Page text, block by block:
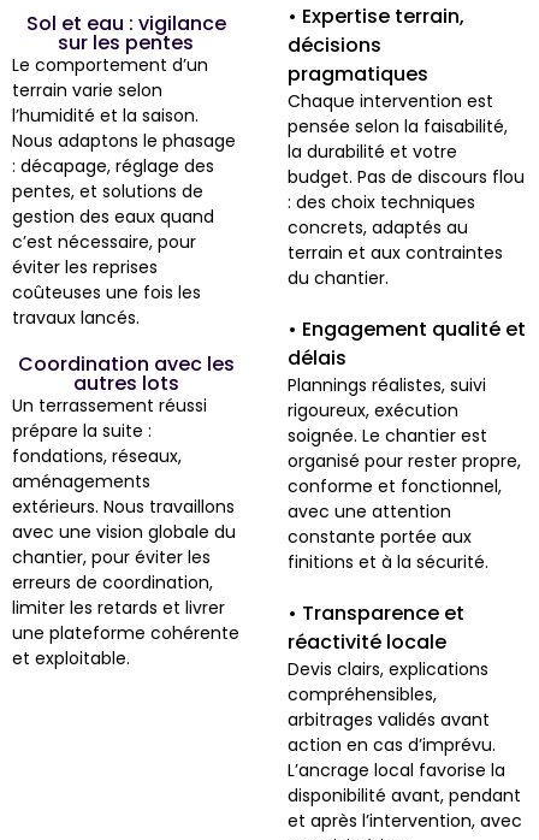
Sol et eau : vigilance
sur les pentes
Le comportement d’un
terrain varie selon
l’humidité et la saison.
Nous adaptons le phasage
: décapage, réglage des
pentes, et solutions de
gestion des eaux quand
c’est nécessaire, pour
éviter les reprises
coûteuses une fois les
travaux lancés.
Coordination avec les
autres lots
Un terrassement réussi
prépare la suite :
fondations, réseaux,
aménagements
extérieurs. Nous travaillons
avec une vision globale du
chantier, pour éviter les
erreurs de coordination,
limiter les retards et livrer
une plateforme cohérente
et exploitable.
• Expertise terrain,
décisions
pragmatiques
Chaque intervention est
pensée selon la faisabilité,
la durabilité et votre
budget. Pas de discours flou
: des choix techniques
concrets, adaptés au
terrain et aux contraintes
du chantier.
• Engagement qualité et
délais
Plannings réalistes, suivi
rigoureux, exécution
soignée. Le chantier est
organisé pour rester propre,
conforme et fonctionnel,
avec une attention
constante portée aux
finitions et à la sécurité.
• Transparence et
réactivité locale
Devis clairs, explications
compréhensibles,
arbitrages validés avant
action en cas d’imprévu.
L’ancrage local favorise la
disponibilité avant, pendant
et après l’intervention, avec